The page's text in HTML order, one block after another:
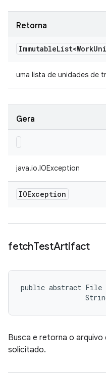
Retorna
ImmutableList<Work
uma lista de unidades de
Gera
java.io.IOException
IOException
fetchTestArtifact
public abstract
Busca e retorna o
solicitado.